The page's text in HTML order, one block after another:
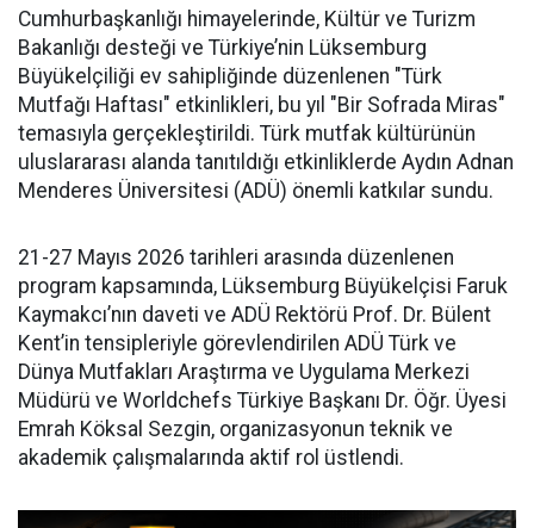
Cumhurbaşkanlığı himayelerinde, Kültür ve Turizm
Bakanlığı desteği ve Türkiye’nin Lüksemburg
Büyükelçiliği ev sahipliğinde düzenlenen "Türk
Mutfağı Haftası" etkinlikleri, bu yıl "Bir Sofrada Miras"
temasıyla gerçekleştirildi. Türk mutfak kültürünün
uluslararası alanda tanıtıldığı etkinliklerde Aydın Adnan
Menderes Üniversitesi (ADÜ) önemli katkılar sundu.
21-27 Mayıs 2026 tarihleri arasında düzenlenen
program kapsamında, Lüksemburg Büyükelçisi Faruk
Kaymakcı’nın daveti ve ADÜ Rektörü Prof. Dr. Bülent
Kent’in tensipleriyle görevlendirilen ADÜ Türk ve
Dünya Mutfakları Araştırma ve Uygulama Merkezi
Müdürü ve Worldchefs Türkiye Başkanı Dr. Öğr. Üyesi
Emrah Köksal Sezgin, organizasyonun teknik ve
akademik çalışmalarında aktif rol üstlendi.